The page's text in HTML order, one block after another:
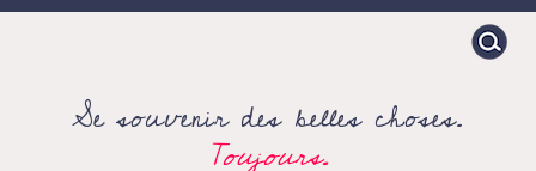
Search
for:
Se souvenir des belles choses.
Toujours.